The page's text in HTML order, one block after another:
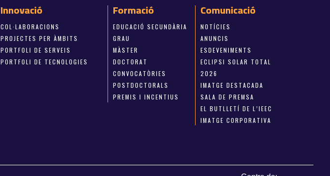
Innovació
COL·LABORACIONS
PROJECTES PER ÀMBITS
PORTFOLI DE SERVEIS
PORTFOLI DE TECNOLOGIES
Formació
EDUCACIÓ SECUNDÀRIA
GRAU
MÀSTER
DOCTORAT
CONVOCATÒRIES
POSTDOCTORALS
PREMIS I INCENTIUS
Comunicació
NOTÍCIES
ANUNCIS
ESDEVENIMENTS
ECLIPSI SOLAR TOTAL
2026
IMATGE DESTACADA
SALA DE PREMSA
EL BUTLLETÍ DE L’IEEC
IMATGE CORPORATIVA